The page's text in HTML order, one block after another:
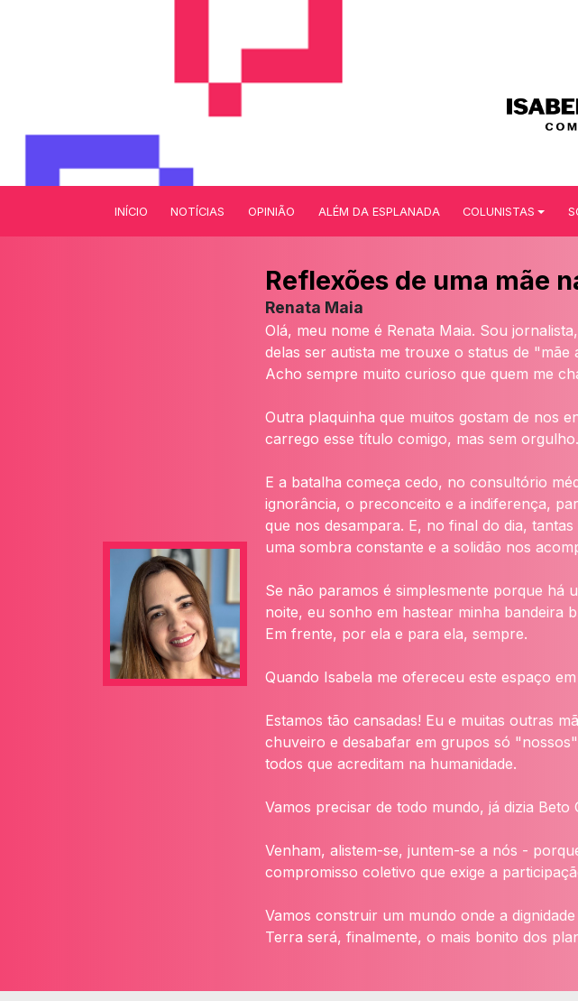
INÍCIO NOTÍCIAS OPINIÃO ALÉM DA ESPLANADA COLUNISTAS
Reflexões de uma mãe
Renata Maia
Olá, meu nome é Renata Maia. Sou
delas ser autista me trouxe o status de
Acho sempre muito curioso que quem me
Outra plaquinha que muitos gostam de nos
carrego esse título comigo, mas sem
E a batalha começa cedo, no consultório
ignorância, o preconceito e a indiferença,
que nos desampara. E, no final do dia,
uma sombra constante e a solidão nos
Se não paramos é simplesmente porque há
noite, eu sonho em hastear minha bandeira
Em frente, por ela e para ela, sempre.
Quando Isabela me ofereceu este espaço
Estamos tão cansadas! Eu e muitas outras
chuveiro e desabafar em grupos só
todos que acreditam na humanidade.
Vamos precisar de todo mundo, já dizia Beto
Venham, alistem-se, juntem-se a nós -
compromisso coletivo que exige a
Vamos construir um mundo onde a
Terra será, finalmente, o mais bonito dos